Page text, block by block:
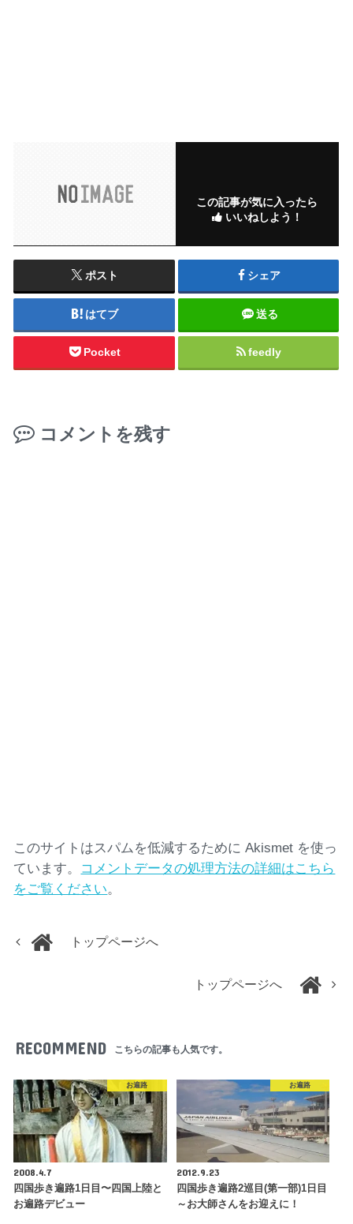
この記事が気に入ったら
いいねしよう！
ポスト シェア
はてブ 送る
Pocket feedly
コメントを残す
このサイトはスパムを低減するために Akismet を使っ
ています。 コメントデータの処理方法の詳細はこちら
をご覧ください。
トップページへ
トップページへ
RECOMMEND こちらの記事も人気です。
お遍路
2008.4.7
四国歩き遍路1日目〜四国上陸と
お遍路デビュー
お遍路
2012.9.23
四国歩き遍路2巡目(第一部)1日目
～お大師さんをお迎えに！